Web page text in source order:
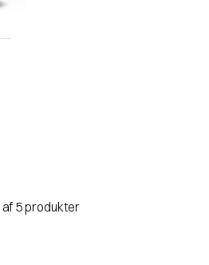
af 5 produkter